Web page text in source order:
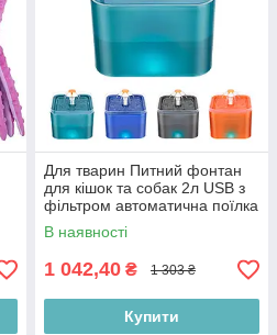
Для тварин Питний фонтан
для кішок та собак 2л USB з
фільтром автоматична поїлка
для домашніх улюбленців
Польща
В наявності
1 042,40 ₴ 1 303 ₴
Купити